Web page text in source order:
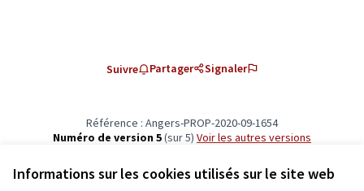
Informations sur les cookies utilisés sur le site web
Suivre Partager Signaler
Référence : Angers-PROP-2020-09-1654
Numéro de version 5(sur 5)
voir les autres versions